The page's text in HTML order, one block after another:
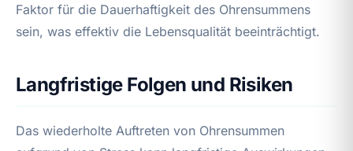
Faktor für die Dauerhaftigkeit des Ohrensummens
sein, was effektiv die Lebensqualität beeinträchtigt.
Langfristige Folgen und Risiken
Das wiederholte Auftreten von Ohrensummen